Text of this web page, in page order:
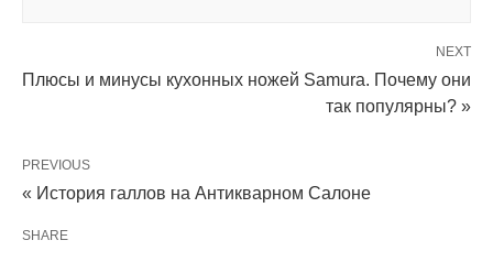
NEXT
Плюсы и минусы кухонных ножей Samura. Почему они
так популярны? »
PREVIOUS
« История галлов на Антикварном Салоне
SHARE